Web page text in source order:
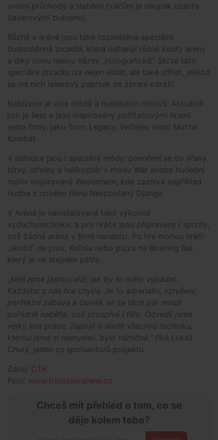
uvolní průchody a slabším hráčům je naopak uzavře
(laserovými bránami).
Různě v aréně jsou také rozmístěna speciální
tlustostěnná zrcadla, která odhalují různé kouty arény
a díky tomu nesou název „holografická“. Skrze tato
speciální zrcadla lze nejen vidět, ale také střílet, jelikož
se od nich laserový paprsek ze zbraní odráží.
Nabízeno je více módů a hudebních motivů. Aktuálně
jich je šest a jsou inspirovány počítačovými hrami
nebo filmy, jako Tron: Legacy, Vetřelec nebo Mortal
Kombat.
V nabídce jsou i speciální módy: ponoření se do vřavy
bitvy, střelby a helikoptér v módu War anebo hudební
motiv inspirovaný Westernem, kde zaznívá například
hudba z nového filmu Nespoutaný Django.
V Aréně je nainstalovaná také výkonná
vzduchotechnika, a pro hráče jsou připraveny i sprchy,
což žádná aréna v Brně nenabízí. Po hře mohou hráči
„skočit“ na pivo, Kofolu nebo pizzu na Bowling Bar,
který je ve stejném patře.
„Měli jsme jasnou vizi, jak by to mělo vypadat.
Každého z nás hra chytla. Je to adrenalin, vzrušení,
perfektní zábava a člověk se za těch pár minut
pořádně naběhá, což prospívá i tělu. Odvedli jsme
velký kus práce. Zapojit a sladit všechnu techniku,
kterou jsme si namysleli, bylo náročné,“ říká Lukáš
Churý, jeden ze spoluautorů projektu.
Zdroj: ČTK
Foto: www.tronlaserarena.cz
Chceš mít přehled o tom, co se
děje kolem tebe?